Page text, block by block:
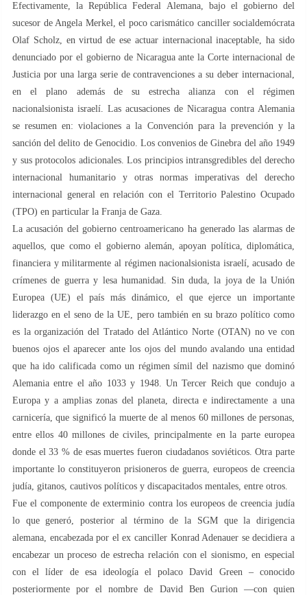
Efectivamente, la República Federal Alemana, bajo el gobierno del
sucesor de Angela Merkel, el poco carismático canciller socialdemócrata
Olaf Scholz, en virtud de ese actuar internacional inaceptable, ha sido
denunciado por el gobierno de Nicaragua ante la Corte internacional de
Justicia por una larga serie de contravenciones a su deber internacional,
en el plano además de su estrecha alianza con el régimen
nacionalsionista israelí. Las acusaciones de Nicaragua contra Alemania
se resumen en: violaciones a la Convención para la prevención y la
sanción del delito de Genocidio. Los convenios de Ginebra del año 1949
y sus protocolos adicionales. Los principios intransgredibles del derecho
internacional humanitario y otras normas imperativas del derecho
internacional general en relación con el Territorio Palestino Ocupado
(TPO) en particular la Franja de Gaza.
La acusación del gobierno centroamericano ha generado las alarmas de
aquellos, que como el gobierno alemán, apoyan política, diplomática,
financiera y militarmente al régimen nacionalsionista israelí, acusado de
crímenes de guerra y lesa humanidad. Sin duda, la joya de la Unión
Europea (UE) el país más dinámico, el que ejerce un importante
liderazgo en el seno de la UE, pero también en su brazo político como
es la organización del Tratado del Atlántico Norte (OTAN) no ve con
buenos ojos el aparecer ante los ojos del mundo avalando una entidad
que ha ido calificada como un régimen símil del nazismo que dominó
Alemania entre el año 1033 y 1948. Un Tercer Reich que condujo a
Europa y a amplias zonas del planeta, directa e indirectamente a una
carnicería, que significó la muerte de al menos 60 millones de personas,
entre ellos 40 millones de civiles, principalmente en la parte europea
donde el 33 % de esas muertes fueron ciudadanos soviéticos. Otra parte
importante lo constituyeron prisioneros de guerra, europeos de creencia
judía, gitanos, cautivos políticos y discapacitados mentales, entre otros.
Fue el componente de exterminio contra los europeos de creencia judía
lo que generó, posterior al término de la SGM que la dirigencia
alemana, encabezada por el ex canciller Konrad Adenauer se decidiera a
encabezar un proceso de estrecha relación con el sionismo, en especial
con el líder de esa ideología el polaco David Green – conocido
posteriormente por el nombre de David Ben Gurion —con quien